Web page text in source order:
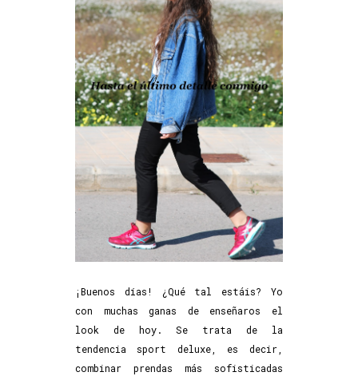
¡Buenos días! ¿Qué tal estáis? Yo
con muchas ganas de enseñaros el
look de hoy. Se trata de la
tendencia sport deluxe, es decir,
combinar prendas más sofisticadas